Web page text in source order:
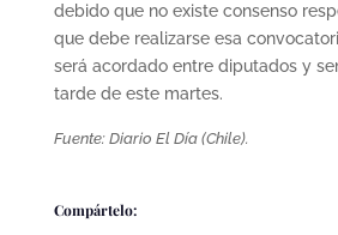
debido que no existe consenso
que debe realizarse esa
será acordado entre diputados y
tarde de este martes.
Fuente: Diario El Día (Chile).
Compártelo: